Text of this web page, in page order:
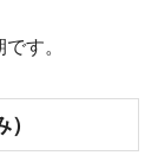
す。